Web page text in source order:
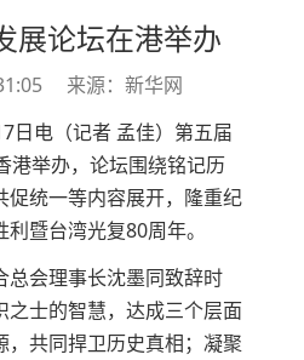
展论坛在港举办
来源：新华网
电（记者 孟佳）第五届
港举办，论坛围绕铭记历
促统一等内容展开，隆重纪
暨台湾光复80周年。
会理事长沈墨同致辞时
之士的智慧，达成三个层面
，共同捍卫历史真相；凝聚